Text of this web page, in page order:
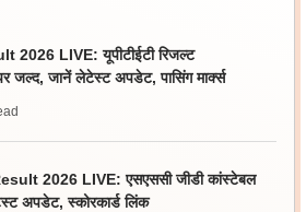
2026 LIVE: यूपीटीईटी रिजल्ट
जानें लेटेस्ट अपडेट, पासिंग मार्क्स
2026 LIVE: एसएससी जीडी कांस्टेबल
अपडेट, स्कोरकार्ड लिंक